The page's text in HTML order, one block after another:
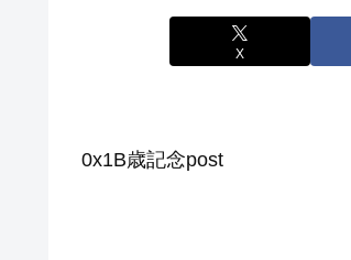
X
0x1B歳記念post